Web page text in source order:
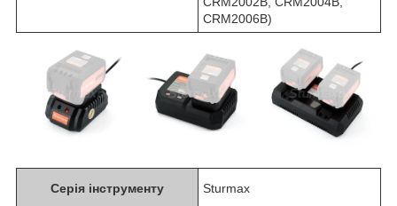
CRM2006B)
Серія інструменту Sturmax